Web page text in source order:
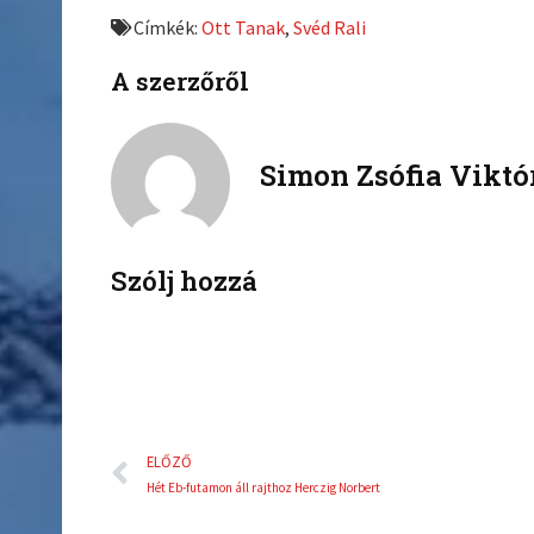
o
f
b
t
t
Címkék:Ott Tanak,Svéd Rali
A szerzőről
Simon Zsófia
Szólj hozzá
Előző
ELŐZŐ
Hét Eb-futamon áll rajthoz Herczig Norbert